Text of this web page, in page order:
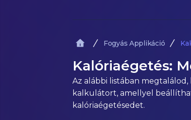
Fogyás Applikáció
Kalóriaégetés:
Az alábbi listában
kalkulátort, amellyel
kalóriaégetésedet.